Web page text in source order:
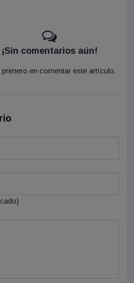
¡Sin comentarios aún!
primero en comentar este artículo.